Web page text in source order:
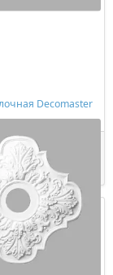
Decomaster
₽/шт
Купить